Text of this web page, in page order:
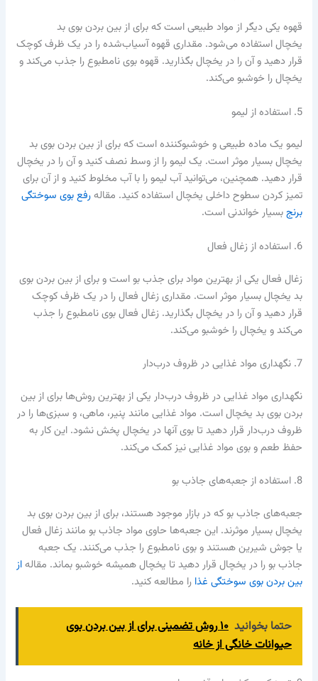
قهوه یکی دیگر از مواد طبیعی است که برای از بین بردن بوی بد
یخچال استفاده می‌شود. مقداری قهوه آسیاب‌شده را در یک ظرف کوچک
قرار دهید و آن را در یخچال بگذارید. قهوه بوی نامطبوع را جذب می‌کند و
یخچال را خوشبو می‌کند.
5. استفاده از لیمو
لیمو یک ماده طبیعی و خوشبوکننده است که برای از بین بردن بوی بد
یخچال بسیار موثر است. یک لیمو را از وسط نصف کنید و آن را در یخچال
قرار دهید. همچنین، می‌توانید آب لیمو را با آب مخلوط کنید و از آن برای
تمیز کردن سطوح داخلی یخچال استفاده کنید. مقالهرفع بوی سوختگی
برنجبسیار خواندنی است.
6. استفاده از زغال فعال
زغال فعال یکی از بهترین مواد برای جذب بو است و برای از بین بردن بوی
بد یخچال بسیار موثر است. مقداری زغال فعال را در یک ظرف کوچک
قرار دهید و آن را در یخچال بگذارید. زغال فعال بوی نامطبوع را جذب
می‌کند و یخچال را خوشبو می‌کند.
7. نگهداری مواد غذایی در ظروف درب‌دار
نگهداری مواد غذایی در ظروف درب‌دار یکی از بهترین روش‌ها برای از بین
بردن بوی بد یخچال است. مواد غذایی مانند پنیر، ماهی، و سبزی‌ها را در
ظروف درب‌دار قرار دهید تا بوی آنها در یخچال پخش نشود. این کار به
حفظ طعم و بوی مواد غذایی نیز کمک می‌کند.
8. استفاده از جعبه‌های جاذب بو
جعبه‌های جاذب بو که در بازار موجود هستند، برای از بین بردن بوی بد
یخچال بسیار موثرند. این جعبه‌ها حاوی مواد جاذب بو مانند زغال فعال
یا جوش شیرین هستند و بوی نامطبوع را جذب می‌کنند. یک جعبه
جاذب بو را در یخچال قرار دهید تا یخچال همیشه خوشبو بماند. مقالهاز
بین بردن بوی سوختگی غذا را مطالعه کنید.
حتما بخوانید
۱۰ روش تضمینی برای از بین بردن بوی
حیوانات خانگی از خانه